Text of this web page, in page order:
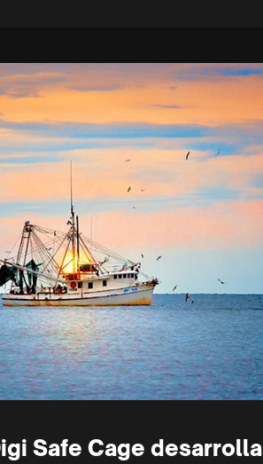
Safe Cage desarrolla